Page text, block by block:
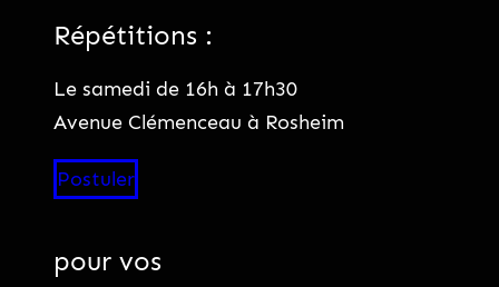
Répétitions :
Le samedi de 16h à 17h30
Avenue Clémenceau à Rosheim
Postuler
pour vos